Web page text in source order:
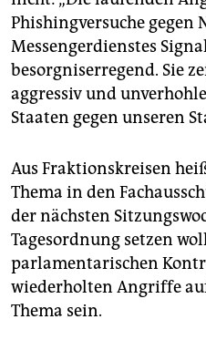
Phishingversuche gegen
Messengerdienstes
besorgniserregend. Sie
aggressiv und
Staaten gegen unseren
Aus Fraktionskreisen
Thema in den
der nächsten
Tagesordnung setzen
parlamentarischen
wiederholten Angriffe
Thema sein.